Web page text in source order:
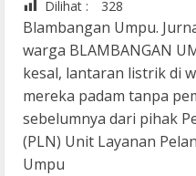
Dilihat :
328
Blambangan Umpu.
warga BLAMBANGAN
kesal, lantaran listrik di
mereka padam tanpa
sebelumnya dari pihak
(PLN) Unit Layanan
Umpu